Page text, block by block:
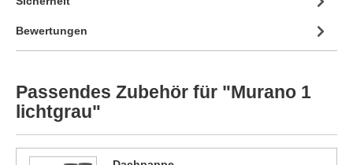
Bewertungen
Passendes Zubehör für "Murano 1
lichtgrau"